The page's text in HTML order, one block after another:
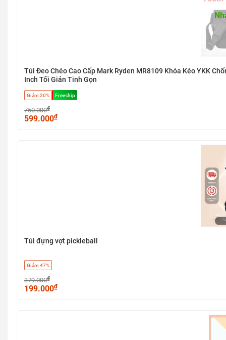
Túi Đeo Chéo Cao Cấp Mark Ryden MR8109 Khóa Kéo YKK
Inch Tối Giản Tinh Gọn
Giảm 20% Freeship
750.000₫
599.000₫
Túi đựng vợt pickleball
Giảm 47%
379.000₫
199.000₫